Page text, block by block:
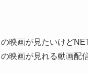
映画が見たいけど
映画が見れる動画配